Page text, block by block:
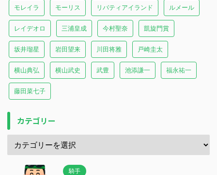
モレイラ モーリス リバティアイランド ルメール
レイデオロ 三浦皇成 今村聖奈 凱旋門賞
坂井瑠星 岩田望来 川田将雅 戸崎圭太
横山典弘 横山武史 武豊 池添謙一 福永祐一
藤田菜七子
カテゴリー
騎手